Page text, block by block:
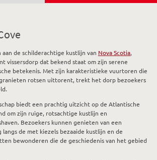
aan de schilderachtige kustlijn van Nova Scotia,
vissersdorp dat bekend staat om zijn serene
betekenis. Met zijn karakteristieke vuurtoren die
rotsen uittorent, trekt het dorp bezoekers
biedt een prachtig uitzicht op de Atlantische
om zijn ruige, rotsachtige kustlijn en
Bezoekers kunnen genieten van een
de met kiezels bezaaide kustlijn en de
bewonderen die de geschiedenis van het gebied